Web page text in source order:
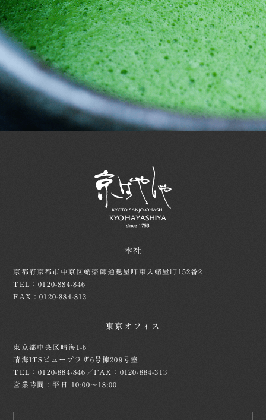
本社
京都府京都市中京区蛸薬師通麩屋町東入蛸屋町152番2
TEL：0120-884-846
FAX：0120-884-813
東京オフィス
東京都中央区晴海1-6
晴海ITSビュープラザ6号棟209号室
TEL：0120-884-846／FAX：0120-884-313
営業時間：平日 10:00～18:00